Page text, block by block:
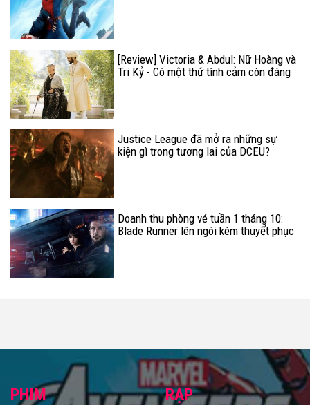
[Review] Victoria & Abdul: Nữ Hoàng và
Tri Kỷ - Có một thứ tình cảm còn đáng
Justice League đã mở ra những sự
kiện gì trong tương lai của DCEU?
Doanh thu phòng vé tuần 1 tháng 10:
Blade Runner lên ngôi kém thuyết phục
PHIM RẠP